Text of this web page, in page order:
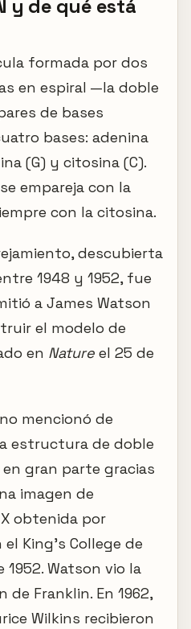
y de qué está
formada por dos
en espiral —la doble
de bases
bases: adenina
(G) y citosina (C).
empareja con la
con la citosina.
descubierta
1948 y 1952, fue
a James Watson
el modelo de
en Nature el 25 de
mencionó de
estructura de doble
gran parte gracias
imagen de
obtenida por
King's College de
Watson vio la
Franklin. En 1962,
Wilkins recibieron